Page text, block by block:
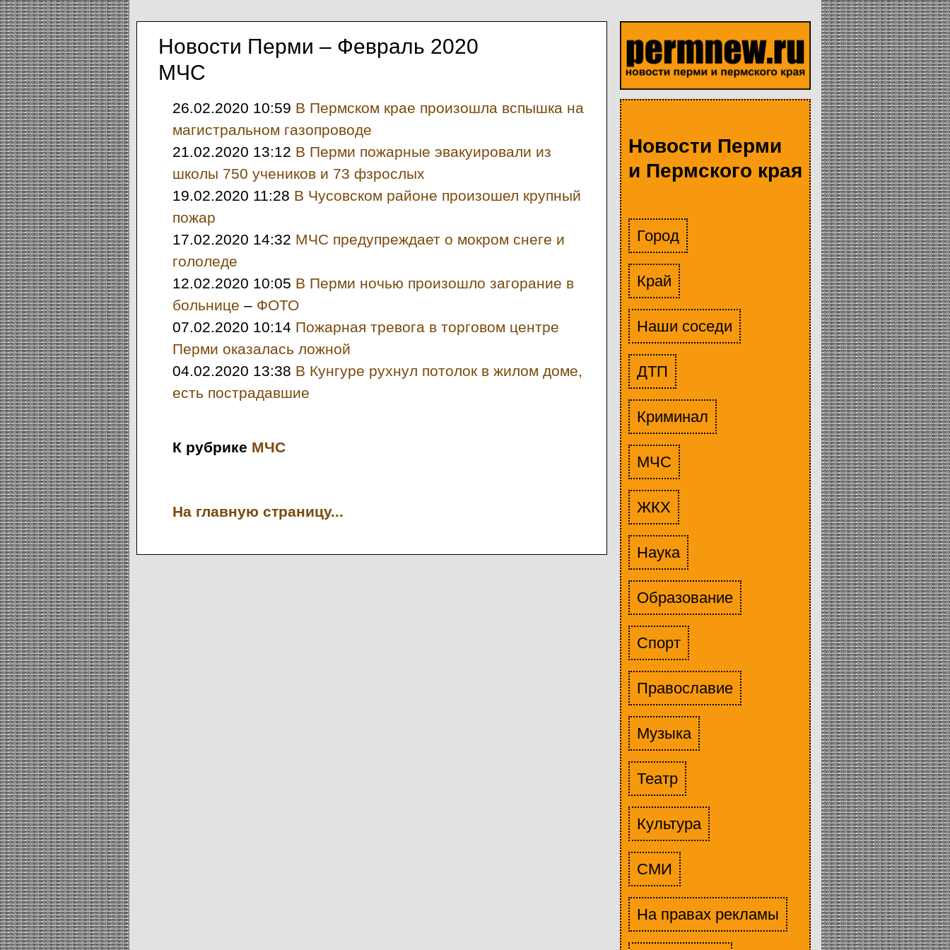
Новости Перми
и Пермского края
Город
Край
Наши соседи
ДТП
Криминал
МЧС
ЖКХ
Наука
Образование
Спорт
Православие
Музыка
Театр
Культура
СМИ
На правах рекламы
Новости Перми – Февраль 2020
МЧС
26.02.2020 10:59 В Пермском крае произошла вспышка на
магистральном газопроводе
21.02.2020 13:12 В Перми пожарные эвакуировали из
школы 750 учеников и 73 фзрослых
19.02.2020 11:28 В Чусовском районе произошел крупный
пожар
17.02.2020 14:32 МЧС предупреждает о мокром снеге и
гололеде
12.02.2020 10:05 В Перми ночью произошло загорание в
больнице – ФОТО
07.02.2020 10:14 Пожарная тревога в торговом центре
Перми оказалась ложной
04.02.2020 13:38 В Кунгуре рухнул потолок в жилом доме,
есть пострадавшие
К рубрике МЧС
На главную страницу...